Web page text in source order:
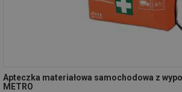
Apteczka materiałowa samochodowa z
METRO